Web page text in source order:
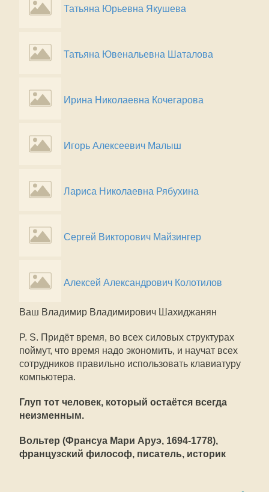
Татьяна Юрьевна Якушева
Татьяна Ювенальевна Шаталова
Ирина Николаевна Кочегарова
Игорь Алексеевич Малыш
Лариса Николаевна Рябухина
Сергей Викторович Майзингер
Алексей Александрович Колотилов
Ваш Владимир Владимирович Шахиджанян
P. S. Придёт время, во всех силовых структурах
поймут, что время надо экономить, и научат всех
сотрудников правильно использовать клавиатуру
компьютера.
Глуп тот человек, который остаётся всегда
неизменным.
Вольтер (Франсуа Мари Аруэ, 1694-1778),
французский философ, писатель, историк